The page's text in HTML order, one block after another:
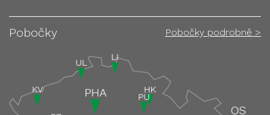
Pobočky Pobočky podrobně >